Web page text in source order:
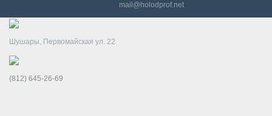
mail@holodprof.net
Шушары, Первомайская ул. 22
(812) 645-26-69